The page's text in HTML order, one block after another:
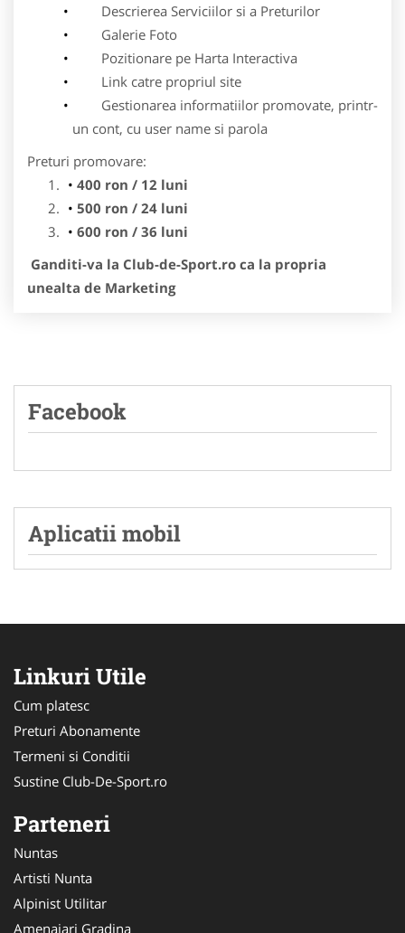
Descrierea Serviciilor si a Preturilor
Galerie Foto
Pozitionare pe Harta Interactiva
Link catre propriul site
Gestionarea informatiilor promovate, printr-
un cont, cu user name si parola
Preturi promovare:
400 ron / 12 luni
500 ron / 24 luni
600 ron / 36 luni
Ganditi-va la Club-de-Sport.ro ca la propria
unealta de Marketing
Facebook
Aplicatii mobil
Linkuri Utile
Cum platesc
Preturi Abonamente
Termeni si Conditii
Sustine Club-De-Sport.ro
Parteneri
Nuntas
Artisti Nunta
Alpinist Utilitar
Amenajari Gradina